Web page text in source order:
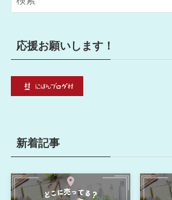
ー
応援お願いします！
新着記事